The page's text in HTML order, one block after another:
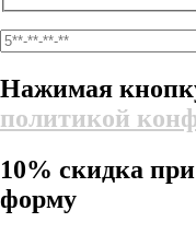
Нажимая
политикой
10% скидка
форму